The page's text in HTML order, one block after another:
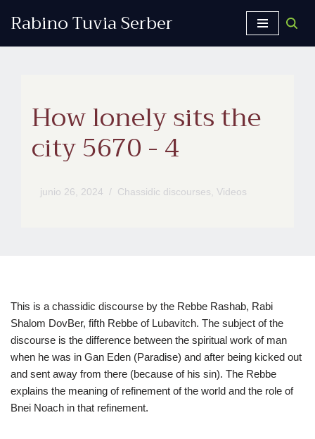
Rabino Tuvia Serber
How lonely sits the
city 5670 - 4
junio 26, 2024 Chassidic discourses, Videos
This is a chassidic discourse by the Rebbe Rashab, Rabi
Shalom DovBer, fifth Rebbe of Lubavitch. The subject of the
discourse is the difference between the spiritual work of man
when he was in Gan Eden (Paradise) and after being kicked out
and sent away from there (because of his sin). The Rebbe
explains the meaning of refinement of the world and the role of
Bnei Noach in that refinement.